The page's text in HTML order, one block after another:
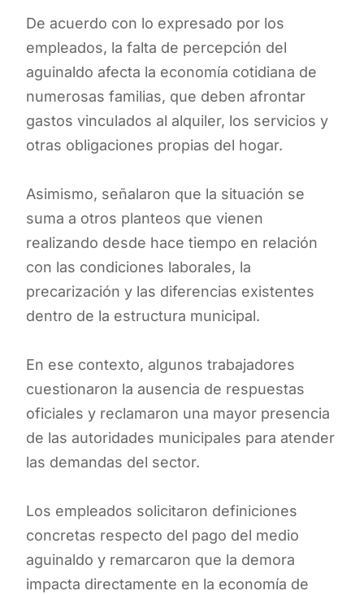
De acuerdo con lo expresado por los
empleados, la falta de percepción del
aguinaldo afecta la economía cotidiana de
numerosas familias, que deben afrontar
gastos vinculados al alquiler, los servicios y
otras obligaciones propias del hogar.
Asimismo, señalaron que la situación se
suma a otros planteos que vienen
realizando desde hace tiempo en relación
con las condiciones laborales, la
precarización y las diferencias existentes
dentro de la estructura municipal.
En ese contexto, algunos trabajadores
cuestionaron la ausencia de respuestas
oficiales y reclamaron una mayor presencia
de las autoridades municipales para atender
las demandas del sector.
Los empleados solicitaron definiciones
concretas respecto del pago del medio
aguinaldo y remarcaron que la demora
impacta directamente en la economía de